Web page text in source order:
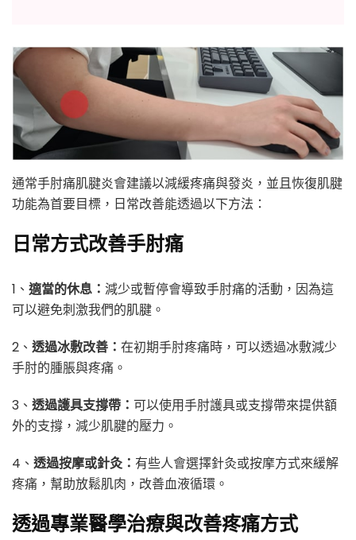
通常手肘痛肌腱炎會建議以減緩疼痛與發炎，並且恢復肌腱
功能為首要目標，日常改善能透過以下方法：
日常方式改善手肘痛
1、 適當的休息： 減少或暫停會導致手肘痛的活動，因為這
可以避免刺激我們的肌腱。
2、 透過冰敷改善： 在初期手肘疼痛時，可以透過冰敷減少
手肘的腫脹與疼痛。
3、 透過護具支撐帶： 可以使用手肘護具或支撐帶來提供額
外的支撐，減少肌腱的壓力。
4、 透過按摩或針灸： 有些人會選擇針灸或按摩方式來緩解
疼痛，幫助放鬆肌肉，改善血液循環。
透過專業醫學治療與改善疼痛方式